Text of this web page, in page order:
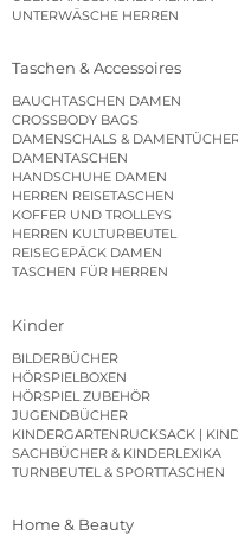
UNTERWÄSCHE HERREN
Taschen & Accessoires
BAUCHTASCHEN DAMEN
CROSSBODY BAGS
DAMENSCHALS &
DAMENTASCHEN
HANDSCHUHE DAMEN
HERREN REISETASCHEN
KOFFER UND TROLLEYS
HERREN KULTURBEUTEL
REISEGEPÄCK DAMEN
TASCHEN FÜR HERREN
Kinder
BILDERBÜCHER
HÖRSPIELBOXEN
HÖRSPIEL ZUBEHÖR
JUGENDBÜCHER
KINDERGARTENRUCKSACK |
SACHBÜCHER & KINDERLEXIKA
TURNBEUTEL & SPORTTASCHEN
Home & Beauty